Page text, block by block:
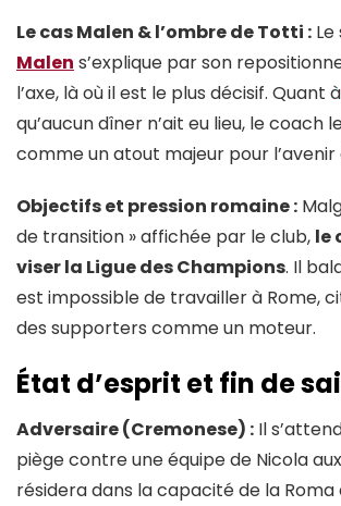
Le cas Malen & l’ombre de Totti :
Malen s’explique par son
l’axe, là où il est le plus décisif. Quant à
qu’aucun dîner n’ait eu lieu, le coach
comme un atout majeur pour l’avenir
Objectifs et pression romaine :
de transition » affichée par le club, le
viser la Ligue des Champions. Il
est impossible de travailler à Rome,
des supporters comme un moteur.
État d’esprit et fin de
Adversaire (Cremonese) : Il
piège contre une équipe de Nicola
résidera dans la capacité de la Roma